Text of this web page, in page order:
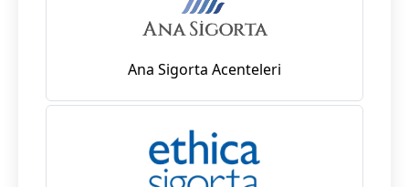
Ana Sigorta Acenteleri